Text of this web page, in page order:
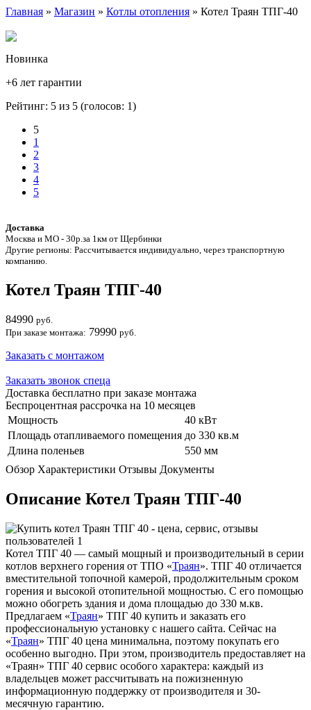
Главная » Магазин » Котлы отопления » Котел Траян ТПГ-40
Новинка
+6 лет гарантии
Рейтинг: 5 из 5 (голосов: 1)
5
1
2
3
4
5
Доставка
Москва и МО - 30р.за 1км от Щербинки
Другие регионы: Рассчитывается индивидуально, через транспортную
компанию.
Котел Траян ТПГ-40
84990 руб.
При заказе монтажа: 79990 руб.
Заказать с монтажом
Заказать звонок спеца
Доставка бесплатно при заказе монтажа
Беспроцентная рассрочка на 10 месяцев
Мощность
40 кВт
Площадь отапливаемого помещения до 330 кв.м
Длина поленьев
550 мм
Обзор Характеристики Отзывы Документы
Описание Котел Траян ТПГ-40
Котел ТПГ 40 — самый мощный и производительный в серии
котлов верхнего горения от ТПО «Траян». ТПГ 40 отличается
вместительной топочной камерой, продолжительным сроком
горения и высокой отопительной мощностью. С его помощью
можно обогреть здания и дома площадью до 330 м.кв.
Предлагаем «Траян» ТПГ 40 купить и заказать его
профессиональную установку с нашего сайта. Сейчас на
«Траян» ТПГ 40 цена минимальна, поэтому покупать его
особенно выгодно. При этом, производитель предоставляет на
«Траян» ТПГ 40 сервис особого характера: каждый из
владельцев может рассчитывать на пожизненную
информационную поддержку от производителя и 30-
месячную гарантию.